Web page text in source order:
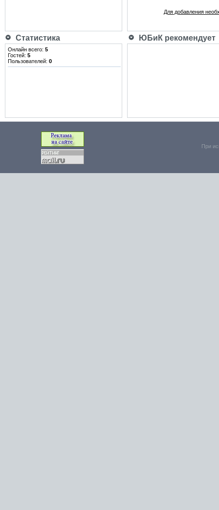
Для добавления
Статистика ЮБиК рекомендует
Онлайн всего: 5
Гостей: 5
Пользователей: 0
При